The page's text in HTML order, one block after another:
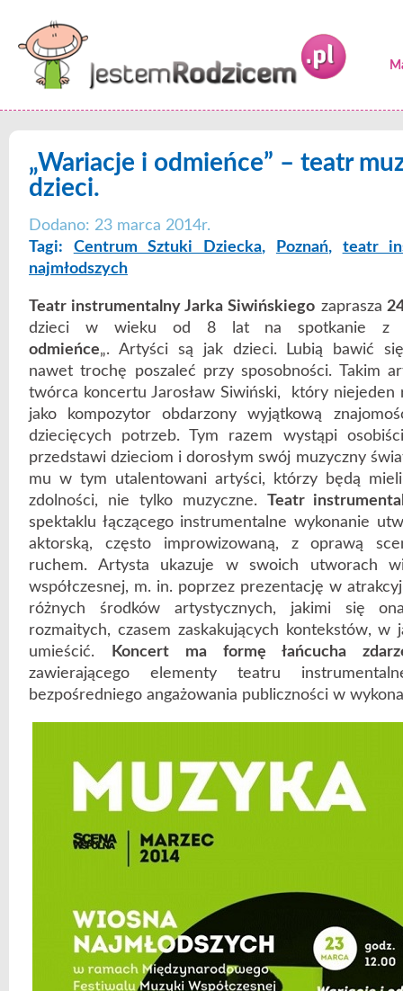
„Wariacje i odmieńce” – teatr
dzieci.
Dodano: 23 marca 2014r.
Tagi: Centrum Sztuki Dziecka, Poznań, teatr
najmłodszych
Teatr instrumentalny Jarka Siwińskiego zaprasza
dzieci w wieku od 8 lat na spotkanie z
odmieńce„. Artyści są jak dzieci. Lubią bawić
nawet trochę poszaleć przy sposobności. Takim
twórca koncertu Jarosław Siwiński, który niejeden
jako kompozytor obdarzony wyjątkową
dziecięcych potrzeb. Tym razem wystąpi
przedstawi dzieciom i dorosłym swój muzyczny
mu w tym utalentowani artyści, którzy będą
zdolności, nie tylko muzyczne. Teatr
spektaklu łączącego instrumentalne wykonanie
aktorską, często improwizowaną, z oprawą
ruchem. Artysta ukazuje w swoich utworach
współczesnej, m. in. poprzez prezentację w
różnych środków artystycznych, jakimi się
rozmaitych, czasem zaskakujących kontekstów, w
umieścić.
Koncert ma formę łańcucha
zawierającego elementy teatru
bezpośredniego angażowania publiczności w